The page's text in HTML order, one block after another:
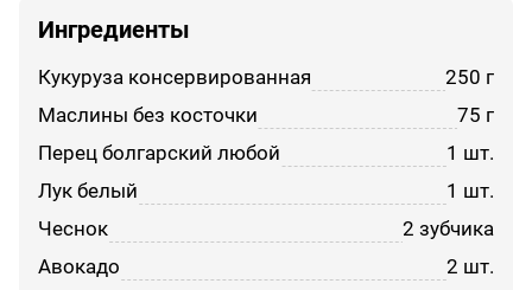
Ингредиенты
кукуруза консервированная
250 г
маслины без косточки
75 г
перец болгарский любой
1 шт.
лук белый
1 шт.
чеснок
2 зубчика
авокадо
2 шт.